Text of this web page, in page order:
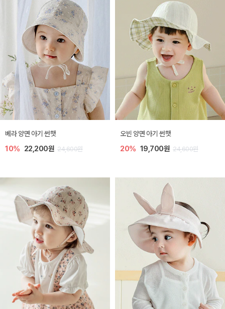
베라 양면 아기 썬햇
10% 22,200원 24,600원
오빈 양면 아기 썬햇
20% 19,700원 24,600원